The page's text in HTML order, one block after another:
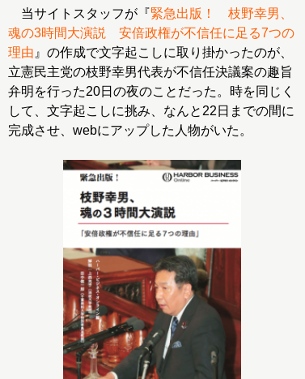
当サイトスタッフが『 緊急出版！ 枝野幸男、
魂の3時間大演説 安倍政権が不信任に足る7つの
理由』の作成で文字起こしに取り掛かったのが、
立憲民主党の枝野幸男代表が不信任決議案の趣旨
弁明を行った20日の夜のことだった。時を同じく
して、文字起こしに挑み、なんと22日までの間に
完成させ、webにアップした人物がいた。